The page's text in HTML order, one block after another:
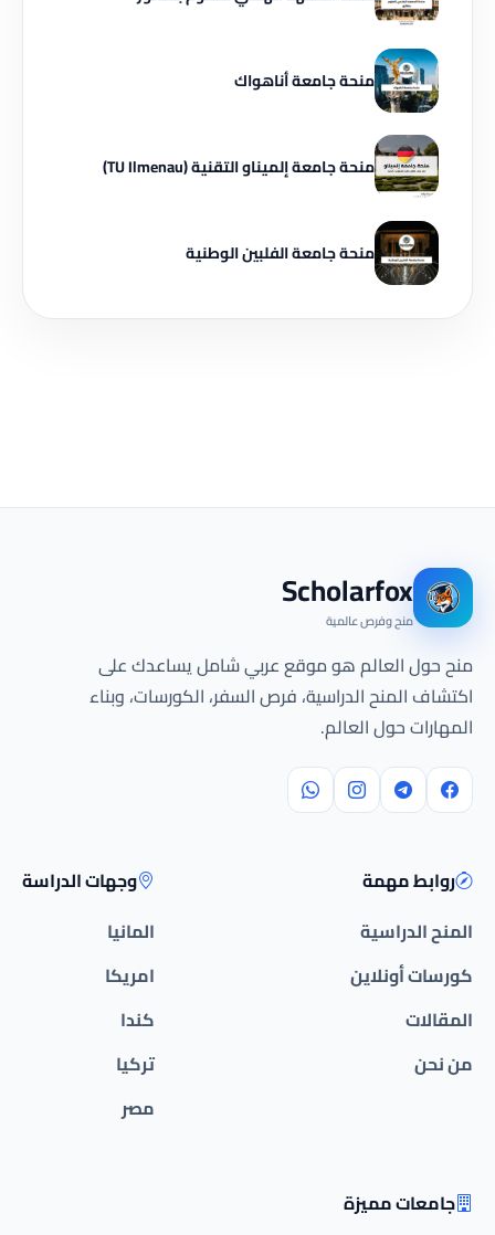
منحة جامعة أناهواك
منحة جامعة إلميناو التقنية (TU Ilmenau)
منحة جامعة الفلبين الوطنية
Scholarfox
منح وفرص عالمية
منح حول العالم هو موقع عربي شامل يساعدك على
اكتشاف المنح الدراسية، فرص السفر، الكورسات، وبناء
المهارات حول العالم.
روابط مهمة
المنح الدراسية
كورسات أونلاين
المقالات
من نحن
وجهات الدراسة
المانيا
امريكا
كندا
تركيا
مصر
جامعات مميزة